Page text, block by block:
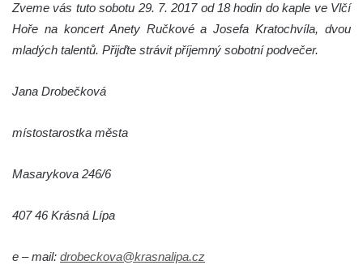
Zveme vás tuto sobotu 29. 7. 2017 od 18 hodin do kaple ve Vlčí
Hoře na koncert Anety Ručkové a Josefa Kratochvíla, dvou
mladých talentů. Přijďte strávit příjemný sobotní podvečer.
Jana Drobečková
místostarostka města
Masarykova 246/6
407 46 Krásná Lípa
e – mail: drobeckova@krasnalipa.cz